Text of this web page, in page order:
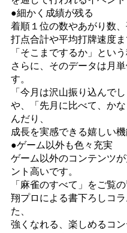
●細かく成績が残る
着順１位の数やあがり数
打点合計や平均打牌速度ま
「そこまでするか」とい
さらに、そのデータは月
す。
「今月は沢山振り込んで
や、「先月に比べて、か
んだり、
成長を実感できる嬉しい機
●ゲーム以外も色々充実
ゲーム以外のコンテンツ
ント高いです。
「麻雀のすべて」をご覧
翔プロによる書下ろしコ
た、
強くなれる、楽しめるコ